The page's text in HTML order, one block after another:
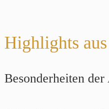
Highlights
Besonderheiten